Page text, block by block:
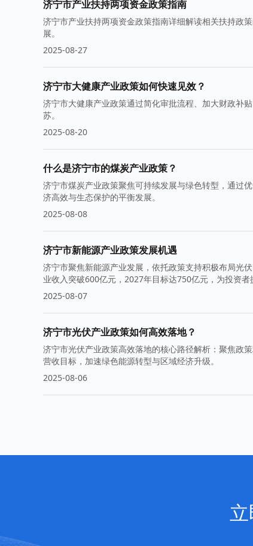
济宁市产业扶持两项资金政策指南
济宁市产业扶持两项资金政策指南详细解读相关扶持政
展。
2025-08-27
济宁市大健康产业政策如何快速见效？
济宁市大健康产业政策通过简化审批流程、加大财政补
苏。
2025-08-20
什么是济宁市的煤炭产业政策？
济宁市煤炭产业政策聚焦可持续发展与绿色转型，通过
济高效与生态保护的平衡发展。
2025-08-08
济宁市新能源产业政策发展机遇
济宁市聚焦新能源产业发展，依托政策支持积极布局光
业收入突破600亿元，2027年目标达750亿元，为投资者
2025-08-07
济宁市光伏产业政策如何高效落地？
济宁市光伏产业政策高效落地的核心路径解析：聚焦政
营收目标，加速绿色能源转型与区域经济升级。
2025-08-06